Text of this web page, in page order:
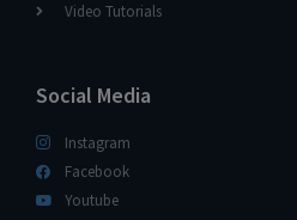
Video Tutorials
Social Media
Instagram
Facebook
Youtube